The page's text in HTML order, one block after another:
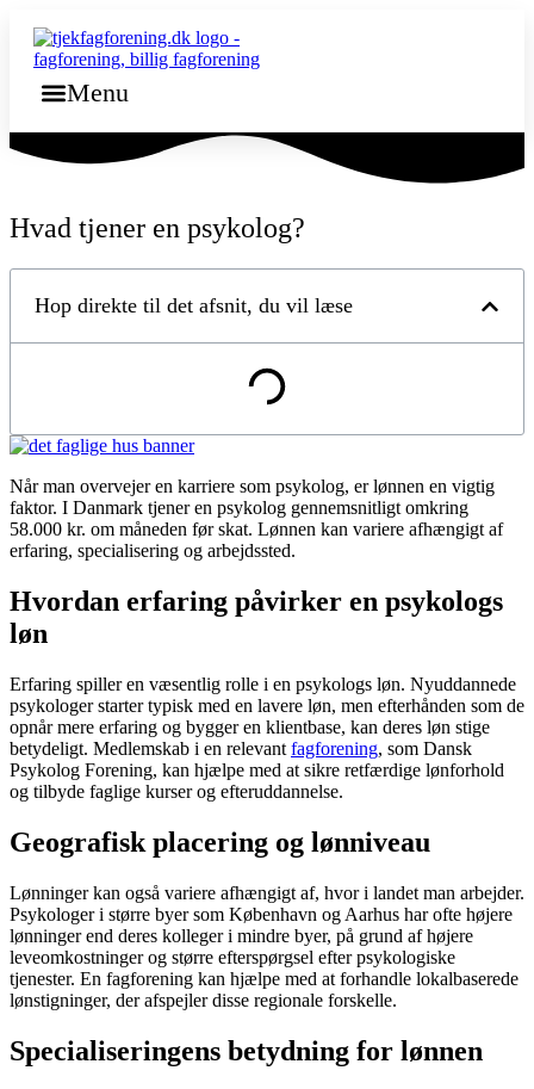
indhold
Menu
Hvad tjener en psykolog?
Hop direkte til det afsnit, du vil læse
Når man overvejer en karriere som psykolog, er lønnen en vigtig
faktor. I Danmark tjener en psykolog gennemsnitligt omkring
58.000 kr. om måneden før skat. Lønnen kan variere afhængigt af
erfaring, specialisering og arbejdssted.
Hvordan erfaring påvirker en psykologs
løn
Erfaring spiller en væsentlig rolle i en psykologs løn. Nyuddannede
psykologer starter typisk med en lavere løn, men efterhånden som de
opnår mere erfaring og bygger en klientbase, kan deres løn stige
betydeligt. Medlemskab i en relevant fagforening, som Dansk
Psykolog Forening, kan hjælpe med at sikre retfærdige lønforhold
og tilbyde faglige kurser og efteruddannelse.
Geografisk placering og lønniveau
Lønninger kan også variere afhængigt af, hvor i landet man arbejder.
Psykologer i større byer som København og Aarhus har ofte højere
lønninger end deres kolleger i mindre byer, på grund af højere
leveomkostninger og større efterspørgsel efter psykologiske
tjenester. En fagforening kan hjælpe med at forhandle lokalbaserede
lønstigninger, der afspejler disse regionale forskelle.
Specialiseringens betydning for lønnen